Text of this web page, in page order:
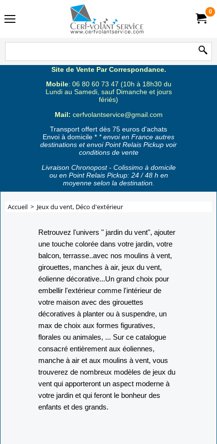
0
Site de Vente Par Correspondance.
Mobile: 06 80 60 73 47 (10h à 18h30 du
Lundi au Samedi, sauf Dimanche et jours
fériés)
Mail: cerfvolantservice@gmail.com
Transport offert dès 75 euros d'achats
Envoi à domicile * * envoi en France autres
destinations et envoi Point Relais Pickup voir
conditions de vente
Livraison Chronopost - Colissimo à domicile
ou en Point Relais Pickup: 24 / 48 h en
moyenne selon la destination.
Accueil > Jeux du vent, Déco d'extérieur
Retrouvez l'univers " jardin du vent", ajouter
une touche colorée dans votre jardin, votre
balcon, terrasse..avec nos moulins à vent,
girouettes, manches à air, jeux du vent,
éolienne décorative...Un grand choix pour
embellir l'extérieur comme l'intérieur de
votre maison avec des girouettes
décoratives à planter ou à suspendre, un
max de choix aux formes figuratives,
florales ou animales, ... Sur ce catalogue
consacré entièrement aux éoliennes,
manche à air et aux moulins à vent, vous
trouverez de nombreux modèles de jeux du
vent qui apporteront un aspect moderne à
votre jardin et qui feront le bonheur des
enfants et des grands.